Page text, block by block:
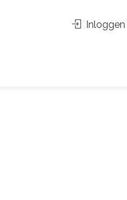
Inloggen